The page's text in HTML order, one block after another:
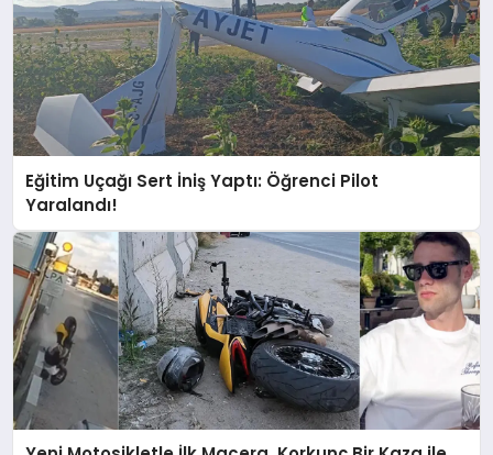
Eğitim Uçağı Sert İniş Yaptı: Öğrenci Pilot
Yaralandı!